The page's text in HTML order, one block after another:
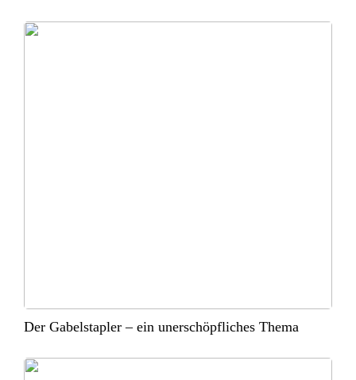
Der Gabelstapler – ein unerschöpfliches Thema